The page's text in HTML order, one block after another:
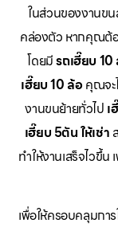
ในส่วนของงานข
คล่องตัว หากคุณต้
โดยมีรถเฮี๊ยบ 10
เฮี๊ยบ 10 ล้อคุณจะ
งานขนย้ายทั่วไป เ
เฮี๊ยบ 5ตัน ให้เช่า
ทำให้งานเสร็จไวขึ้น
เพื่อให้ครอบคลุมกา